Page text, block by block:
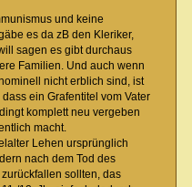
und keine
es da zB den Kleriker,
sagen es gibt durchaus
Familien. Und auch wenn
nicht erblich sind, ist
ein Grafentitel vom Vater
komplett neu vergeben
macht.
Lehen ursprünglich
nach dem Tod des
sollten, das